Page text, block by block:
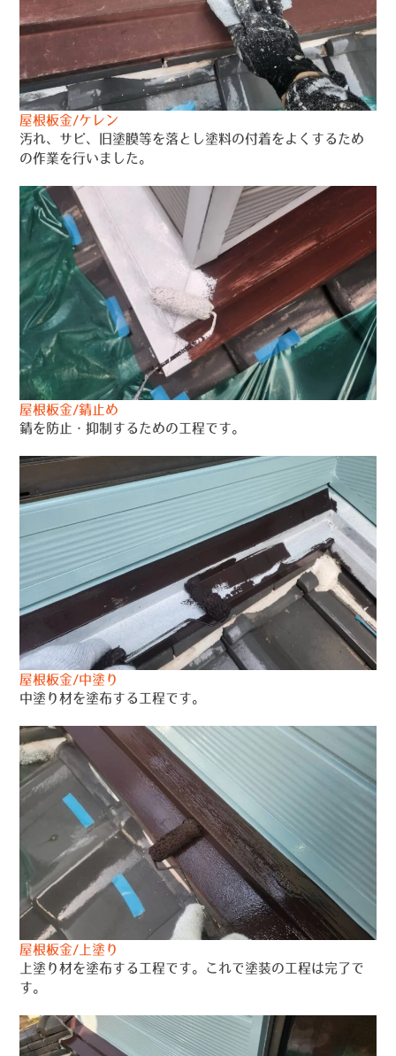
屋根板金/ケレン
汚れ、サビ、旧塗膜等を落とし塗料の付着をよくするため
の作業を行いました。
屋根板金/錆止め
錆を防止・抑制するための工程です。
屋根板金/中塗り
中塗り材を塗布する工程です。
屋根板金/上塗り
上塗り材を塗布する工程です。これで塗装の工程は完了で
す。